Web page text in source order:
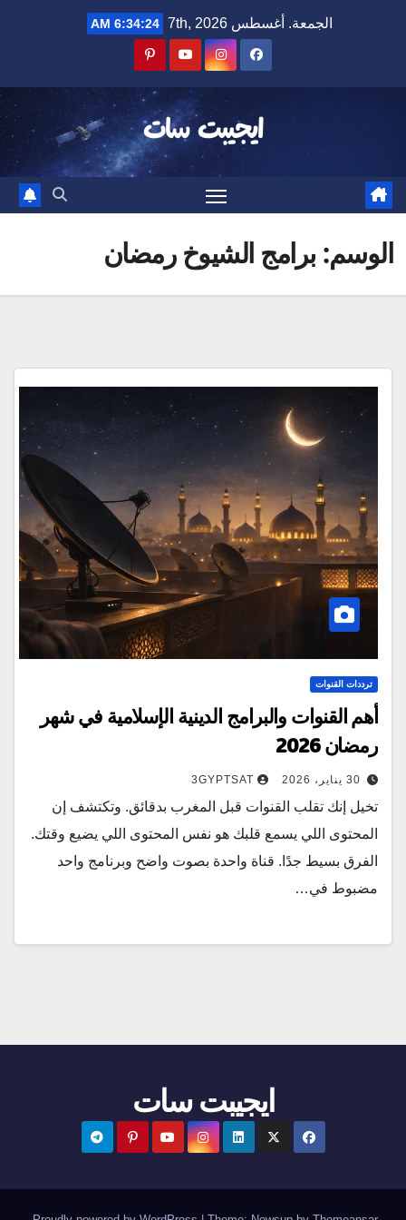
الجمعة. أغسطس 7th, 2026 6:34:24 AM
ايجيبت سات
الوسم:برامج الشيوخ رمضان
ترددات القنوات
أهم القنوات والبرامج الدينية الإسلامية في شهر
رمضان 2026
30 يناير، 2026 3GYPTSAT
تخيل إنك تقلب القنوات قبل المغرب بدقائق. وتكتشف إن
المحتوى اللي يسمع قلبك هو نفس المحتوى اللي يضيع وقتك.
الفرق بسيط جدًا. قناة واحدة بصوت واضح وبرنامج واحد
مضبوط في…
ايجيبت سات